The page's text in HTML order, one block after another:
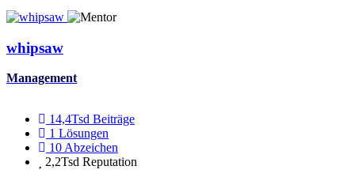
whipsaw
Management
14,4Tsd Beiträge
1 Lösungen
10 Abzeichen
2,2Tsd Reputation